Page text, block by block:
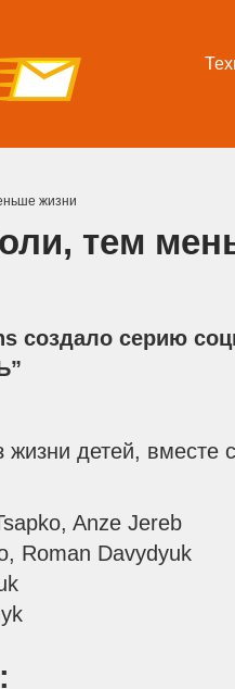
жизни
тем
создало серию
жизни детей, вместе
Anze Jereb
Roman Davydyuk